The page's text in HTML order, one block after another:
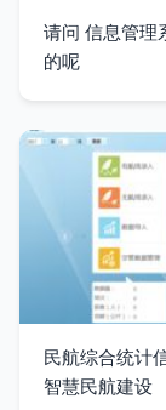
请问 信息管理
的呢
民航综合统计
智慧民航建设